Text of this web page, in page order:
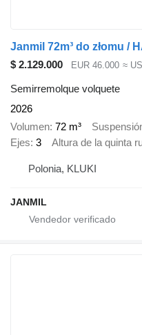
Janmil 72m³ do złomu /
$ 2.129.000
EUR 46.000 ≈
Semirremolque volquete
2026
Volumen 72 m³
Ejes 3 Altura de la quinta
Polonia, KLUKI
JANMIL